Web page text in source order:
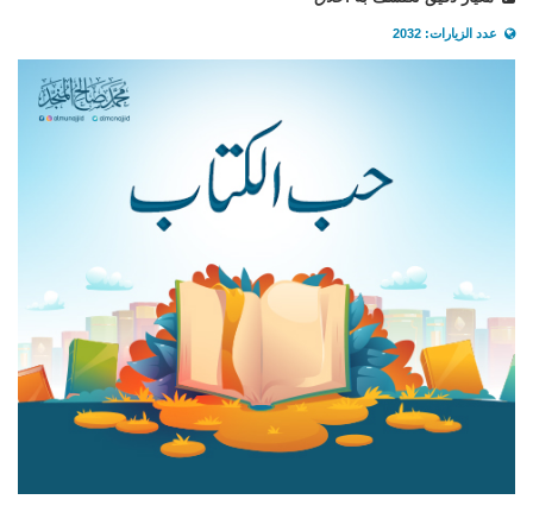
عدد الزيارات: 2032